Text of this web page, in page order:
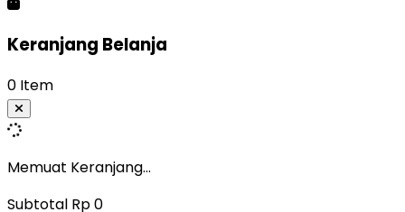
Keranjang Belanja
0 Item
Memuat Keranjang...
Subtotal Rp 0